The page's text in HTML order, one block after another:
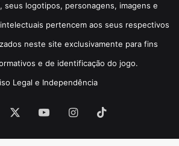
seus logotipos, personagens, imagens e
pertencem aos seus respectivos
neste site exclusivamente para fins
e de identificação do jogo.
Legal e Independência
YouTubeInstagram